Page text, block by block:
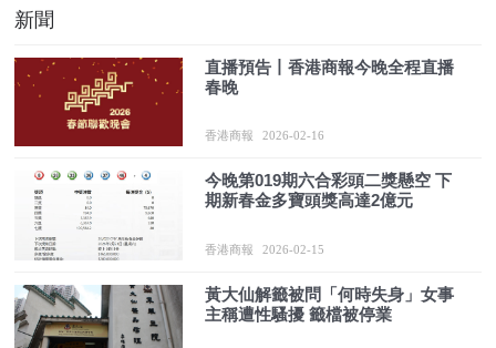
新聞
直播預告丨香港商報今晚全程直播
春晚
香港商報 2026-02-16
今晚第019期六合彩頭二獎懸空 下
期新春金多寶頭獎高達2億元
香港商報 2026-02-15
黃大仙解籤被問「何時失身」女事
主稱遭性騷擾 籤檔被停業